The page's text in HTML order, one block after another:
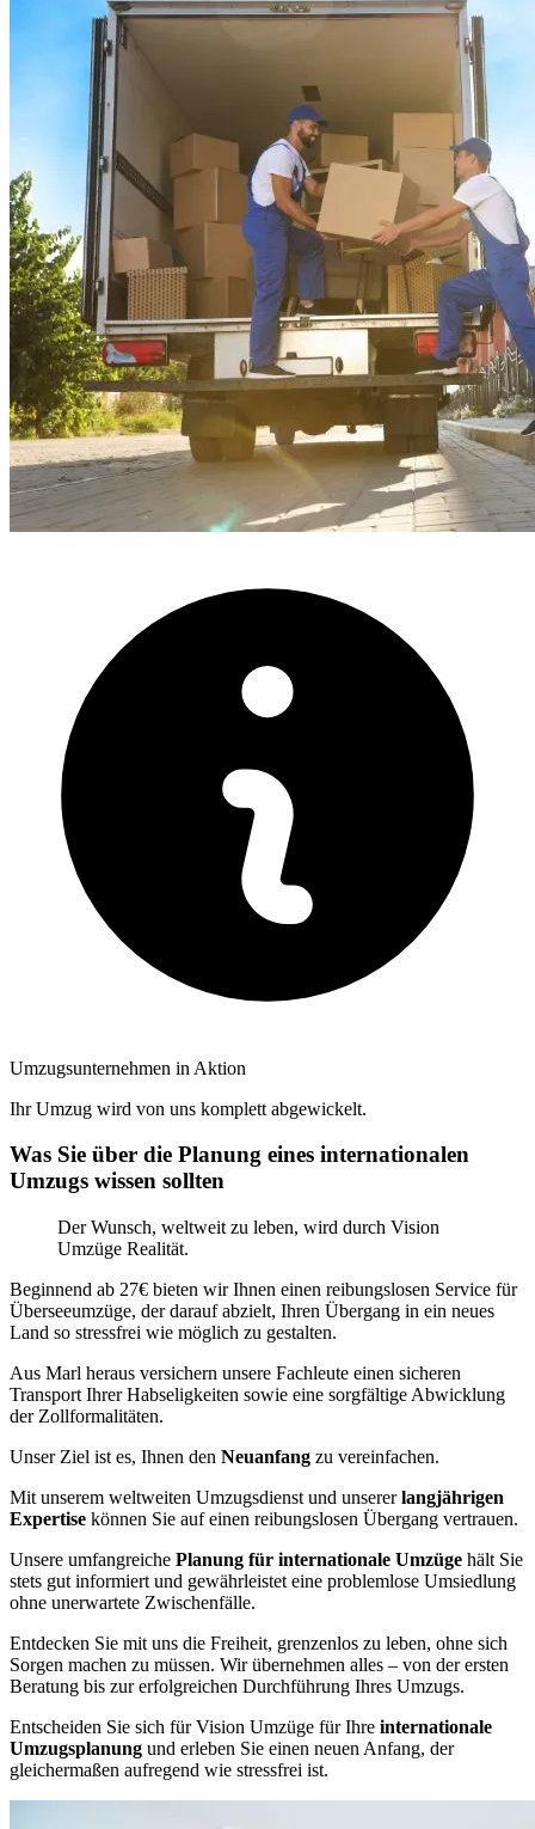
Umzugsunternehmen in Aktion
Ihr Umzug wird von uns komplett abgewickelt.
Was Sie über die Planung eines internationalen
Umzugs wissen sollten
Der Wunsch, weltweit zu leben, wird durch Vision
Umzüge Realität.
Beginnend ab 27€ bieten wir Ihnen einen reibungslosen Service für
Überseeumzüge, der darauf abzielt, Ihren Übergang in ein neues
Land so stressfrei wie möglich zu gestalten.
Aus Marl heraus versichern unsere Fachleute einen sicheren
Transport Ihrer Habseligkeiten sowie eine sorgfältige Abwicklung
der Zollformalitäten.
Unser Ziel ist es, Ihnen den Neuanfang zu vereinfachen.
Mit unserem weltweiten Umzugsdienst und unsererlangjährigen
Expertise können Sie auf einen reibungslosen Übergang vertrauen.
Unsere umfangreiche Planung für internationale Umzüge hält Sie
stets gut informiert und gewährleistet eine problemlose Umsiedlung
ohne unerwartete Zwischenfälle.
Entdecken Sie mit uns die Freiheit, grenzenlos zu leben, ohne sich
Sorgen machen zu müssen. Wir übernehmen alles – von der ersten
Beratung bis zur erfolgreichen Durchführung Ihres Umzugs.
Entscheiden Sie sich für Vision Umzüge für Ihre internationale
Umzugsplanung und erleben Sie einen neuen Anfang, der
gleichermaßen aufregend wie stressfrei ist.